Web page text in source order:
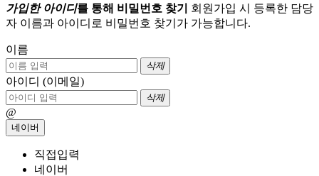
가입한 아이디를 통해 비밀번호 찾기
회원가입 시 등록한 담당
자 이름과 아이디로 비밀번호 찾기가 가능합니다.
이름
삭제
아이디 (이메일)
삭제
@
네이버
직접입력
네이버